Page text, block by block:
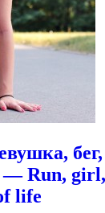
— Run,
life